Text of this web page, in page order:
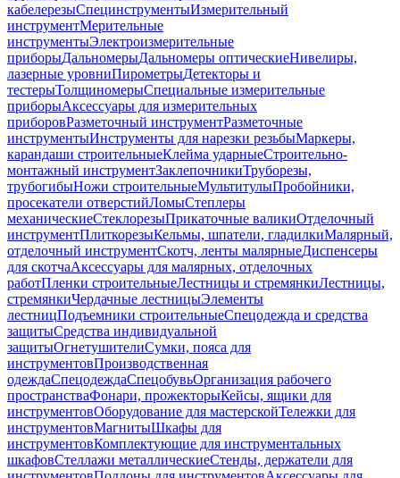
кабелерезыСпецинструментыИзмерительный
инструментМерительные
инструментыЭлектроизмерительные
приборыДальномерыДальномеры оптическиеНивелиры,
лазерные уровниПирометрыДетекторы и
тестерыТолщиномерыСпециальные измерительные
приборыАксессуары для измерительных
приборовРазметочный инструментРазметочные
инструментыИнструменты для нарезки резьбыМаркеры,
карандаши строительныеКлейма ударныеСтроительно-
монтажный инструментЗаклепочникиТруборезы,
трубогибыНожи строительныеМультитулыПробойники,
просекатели отверстийЛомыСтеплеры
механическиеСтеклорезыПрикаточные валикиОтделочный
инструментПлиткорезыКельмы, шпатели, гладилкиМалярный,
отделочный инструментСкотч, ленты малярныеДиспенсеры
для скотчаАксессуары для малярных, отделочных
работПленки строительныеЛестницы и стремянкиЛестницы,
стремянкиЧердачные лестницыЭлементы
лестницПодъемники строительныеСпецодежда и средства
защитыСредства индивидуальной
защитыОгнетушителиСумки, пояса для
инструментовПроизводственная
одеждаСпецодеждаСпецобувьОрганизация рабочего
пространстваФонари, прожекторыКейсы, ящики для
инструментовОборудование для мастерскойТележки для
инструментовМагнитыШкафы для
инструментовКомплектующие для инструментальных
шкафовСтеллажи металлическиеСтенды, держатели для